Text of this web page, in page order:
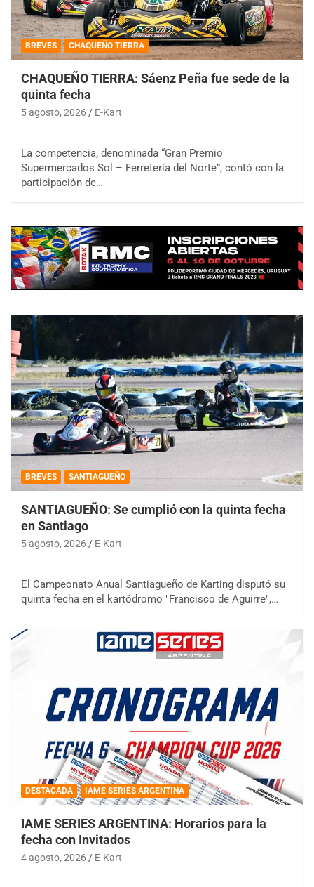
BREVES CHAQUEÑO TIERRA
CHAQUEÑO TIERRA: Sáenz Peña fue sede de la
quinta fecha
5 agosto, 2026 E-Kart
La competencia, denominada “Gran Premio
Supermercados Sol – Ferretería del Norte”, contó con la
participación de…
BREVES SANTIAGUEÑO
SANTIAGUEÑO: Se cumplió con la quinta fecha
en Santiago
5 agosto, 2026 E-Kart
El Campeonato Anual Santiagueño de Karting disputó su
quinta fecha en el kartódromo "Francisco de Aguirre",…
DESTACADA IAME SERIES ARGENTINA
IAME SERIES ARGENTINA: Horarios para la
fecha con Invitados
4 agosto, 2026 E-Kart